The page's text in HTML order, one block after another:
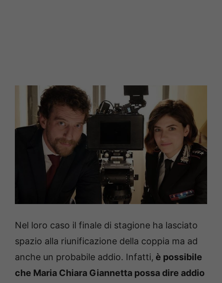
Nel loro caso il finale di stagione ha lasciato
spazio alla riunificazione della coppia ma ad
anche un probabile addio. Infatti, è possibile
che Maria Chiara Giannetta possa dire addio